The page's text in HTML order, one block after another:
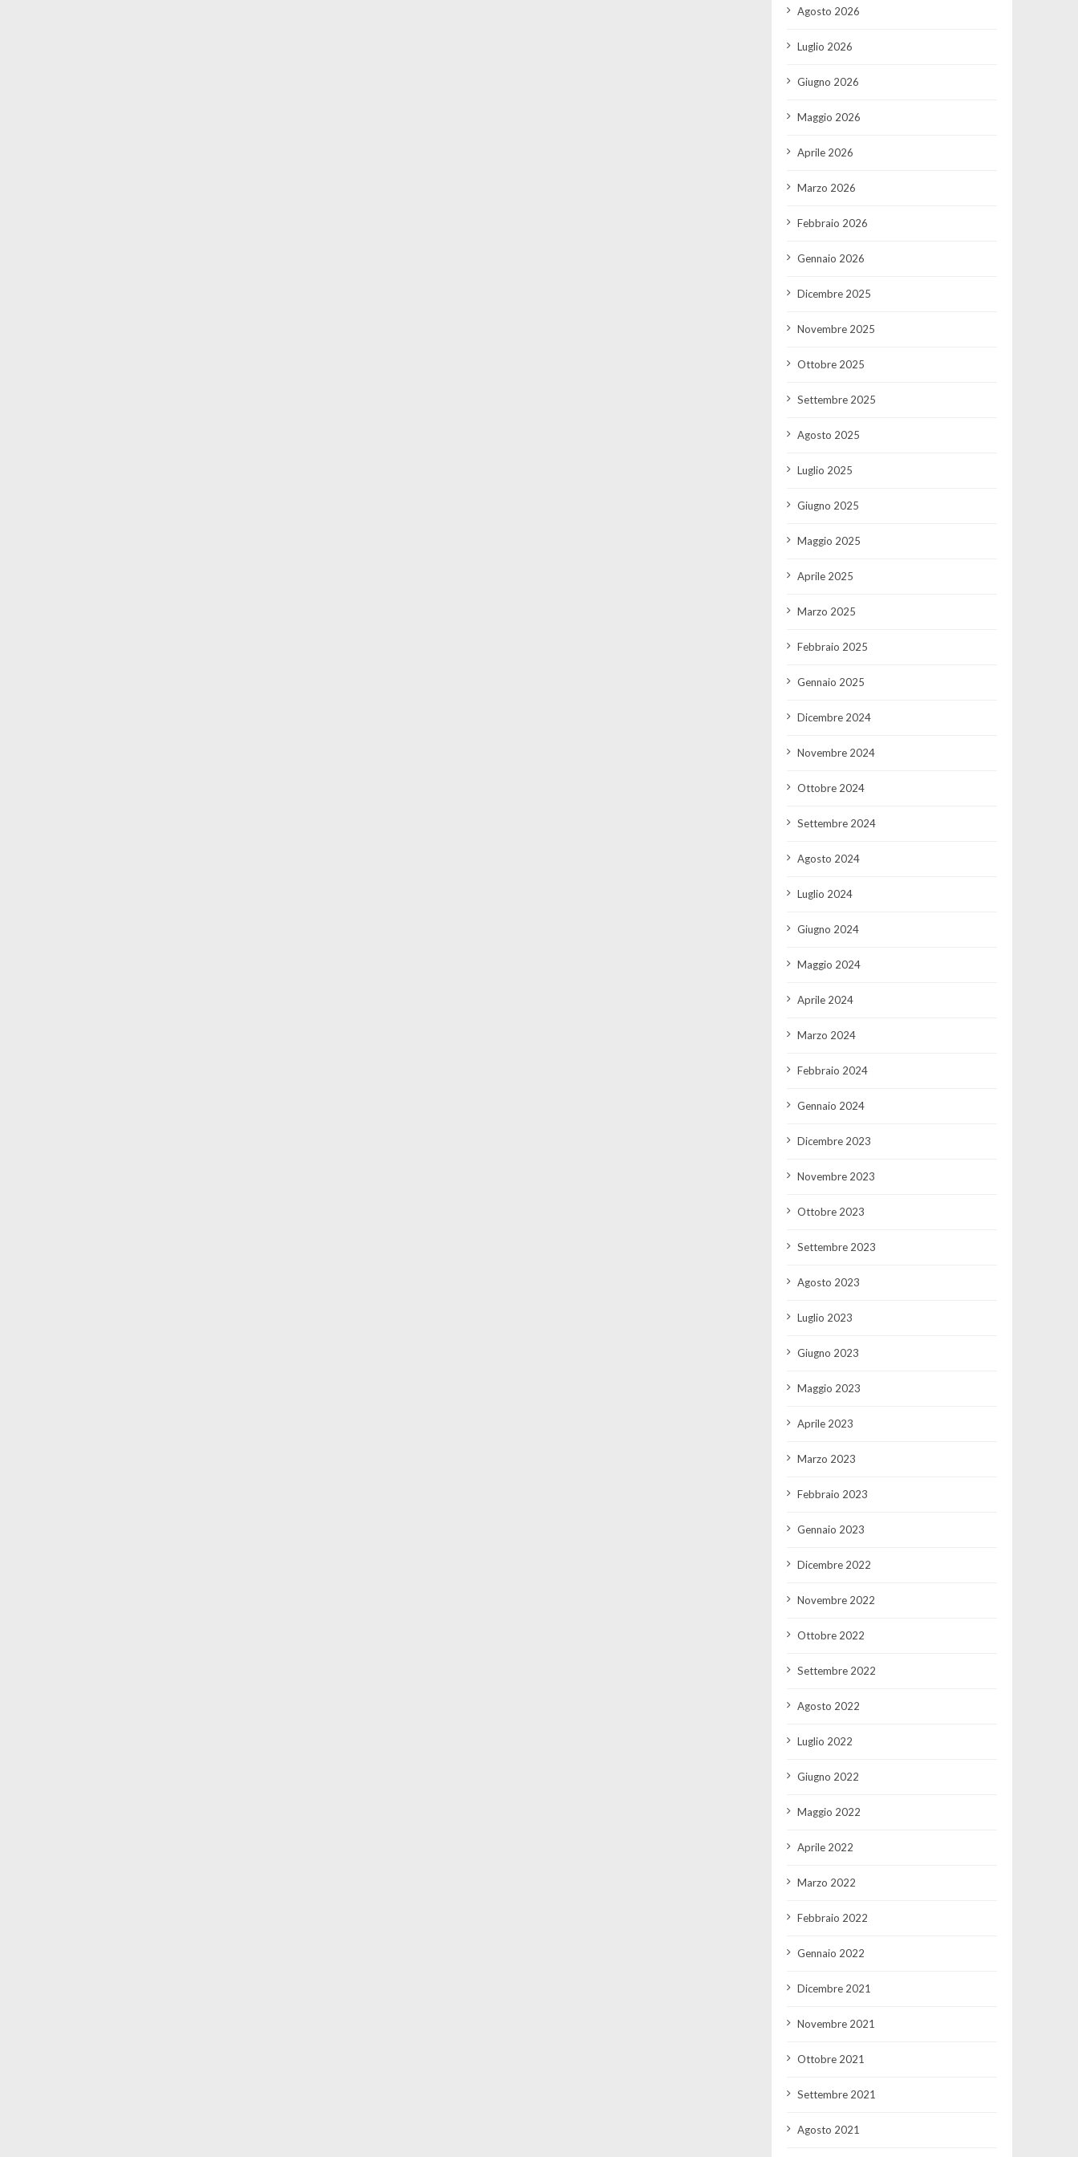
Agosto 2026
Luglio 2026
Giugno 2026
Maggio 2026
Aprile 2026
Marzo 2026
Febbraio 2026
Gennaio 2026
Dicembre 2025
Novembre 2025
Ottobre 2025
Settembre 2025
Agosto 2025
Luglio 2025
Giugno 2025
Maggio 2025
Aprile 2025
Marzo 2025
Febbraio 2025
Gennaio 2025
Dicembre 2024
Novembre 2024
Ottobre 2024
Settembre 2024
Agosto 2024
Luglio 2024
Giugno 2024
Maggio 2024
Aprile 2024
Marzo 2024
Febbraio 2024
Gennaio 2024
Dicembre 2023
Novembre 2023
Ottobre 2023
Settembre 2023
Agosto 2023
Luglio 2023
Giugno 2023
Maggio 2023
Aprile 2023
Marzo 2023
Febbraio 2023
Gennaio 2023
Dicembre 2022
Novembre 2022
Ottobre 2022
Settembre 2022
Agosto 2022
Luglio 2022
Giugno 2022
Maggio 2022
Aprile 2022
Marzo 2022
Febbraio 2022
Gennaio 2022
Dicembre 2021
Novembre 2021
Ottobre 2021
Settembre 2021
Agosto 2021